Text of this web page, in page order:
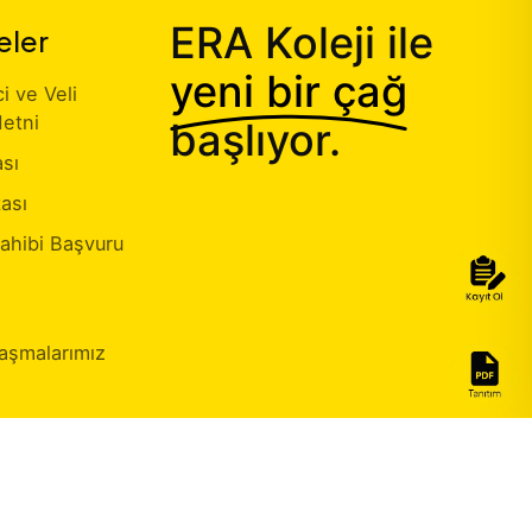
ve Veli
Başvuru
ERA Koleji ile
yeni bir çağ
başlıyor.